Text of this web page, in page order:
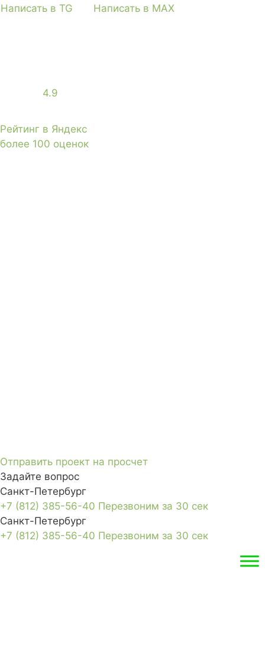
Написать в TG Написать в MAX
4.9
Рейтинг в Яндекс
более 100 оценок
Отправить проект на просчет
Задайте вопрос
Санкт-Петербург
+7 (812) 385-56-40 Перезвоним за 30 сек
Санкт-Петербург
+7 (812) 385-56-40 Перезвоним за 30 сек